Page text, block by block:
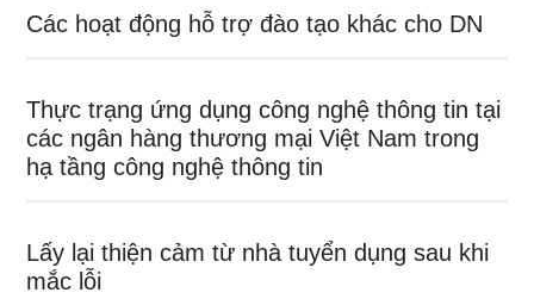
Các hoạt động hỗ trợ đào tạo khác cho DN
Thực trạng ứng dụng công nghệ thông tin tại
các ngân hàng thương mại Việt Nam trong
hạ tầng công nghệ thông tin
Lấy lại thiện cảm từ nhà tuyển dụng sau khi
mắc lỗi